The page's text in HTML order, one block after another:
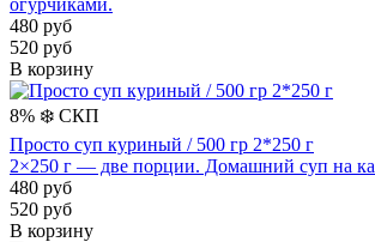
480 руб
520 руб
В корзину
8% ❄️ СКП
Просто суп куриный / 500 гр 2*250 г
2×250 г — две порции. Домашний суп на
480 руб
520 руб
В корзину